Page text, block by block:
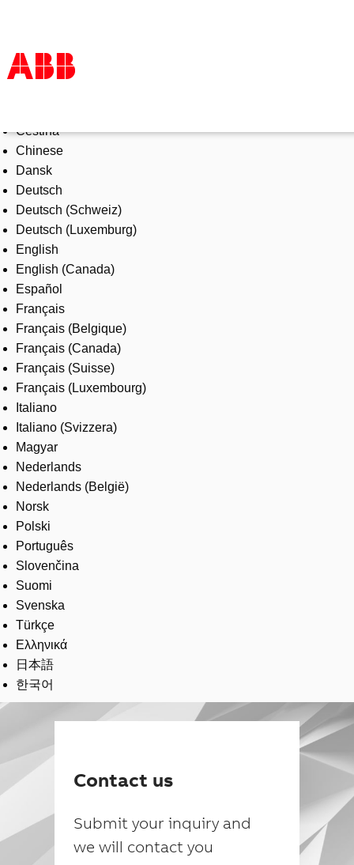
Products & Solutions
Industries
Services
About us
Where to buy
Contact us
Careers
Čeština
Chinese
Dansk
Deutsch
Deutsch (Schweiz)
Deutsch (Luxemburg)
English
English (Canada)
Español
Français
Français (Belgique)
Français (Canada)
Français (Suisse)
Français (Luxembourg)
Italiano
Italiano (Svizzera)
Magyar
Nederlands
Nederlands (België)
Norsk
Polski
Português
Slovenčina
Suomi
Svenska
Türkçe
Ελληνικά
日本語
한국어
Contact us
Submit your inquiry and
we will contact you